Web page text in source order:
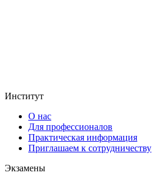
Институт
О нас
Для профессионалов
Практическая информация
Приглашаем к сотрудничеству
Экзамены